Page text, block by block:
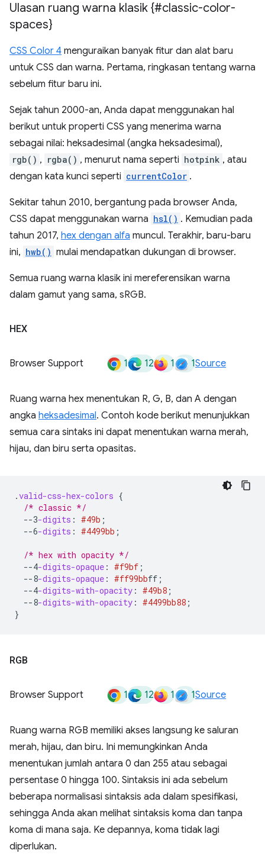
Ulasan ruang warna klasik {#classic-color-
spaces}
CSS Color 4 menguraikan banyak fitur dan alat baru
untuk CSS dan warna. Pertama, ringkasan tentang warna
sebelum fitur baru ini.
Sejak tahun 2000-an, Anda dapat menggunakan hal
berikut untuk properti CSS yang menerima warna
sebagai nilai: heksadesimal (angka heksadesimal),
rgb() , rgba() , menurut nama seperti hotpink , atau
dengan kata kunci seperti currentColor .
Sekitar tahun 2010, bergantung pada browser Anda,
CSS dapat menggunakan warna hsl() . Kemudian pada
tahun 2017, hex dengan alfa muncul. Terakhir, baru-baru
ini, hwb() mulai mendapatkan dukungan di browser.
Semua ruang warna klasik ini mereferensikan warna
dalam gamut yang sama, sRGB.
HEX
Browser Support 1 12 1 1Source
Ruang warna hex menentukan R, G, B, dan A dengan
angka heksadesimal. Contoh kode berikut menunjukkan
semua cara sintaks ini dapat menentukan warna merah,
hijau, dan biru serta opasitas.
.valid-css-hex-colors {
/* classic */
--3-digits : #49b ;
--6-digits : #4499bb ;
/* hex with opacity */
--4-digits-opaque : #f9bf ;
--8-digits-opaque : #ff99bbff ;
--4-digits-with-opacity : #49b8 ;
--8-digits-with-opacity : #4499bb88 ;
}
RGB
Browser Support 1 12 1 1Source
Ruang warna RGB memiliki akses langsung ke saluran
merah, hijau, dan biru. Ini memungkinkan Anda
menentukan jumlah antara 0 dan 255 atau sebagai
persentase 0 hingga 100. Sintaksis ini ada sebelum
beberapa normalisasi sintaksis ada dalam spesifikasi,
sehingga Anda akan melihat sintaksis koma dan tanpa
koma di mana saja. Ke depannya, koma tidak lagi
diperlukan.